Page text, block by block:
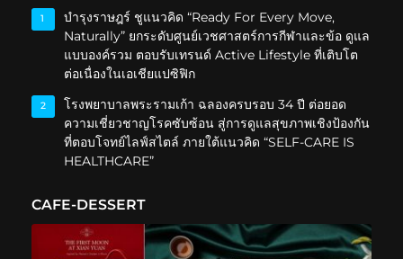
1
บำรุงราษฎร์ ชูแนวคิด “Ready For Every Move,
Naturally” ยกระดับศูนย์เวชศาสตร์การกีฬาและข้อ ดูแล
แบบองค์รวม ตอบรับเทรนด์ Active Lifestyle ที่เติบโต
ต่อเนื่องในเอเชียแปซิฟิก
2
โรงพยาบาลพระรามเก้า ฉลองครบรอบ 34 ปี ต่อยอด
ความเชี่ยวชาญโรคซับซ้อน สู่การดูแลสุขภาพเชิงป้องกัน
ที่ตอบโจทย์ไลฟ์สไตล์ ภายใต้แนวคิด “SELF-CARE IS
HEALTHCARE”
CAFE-DESSERT